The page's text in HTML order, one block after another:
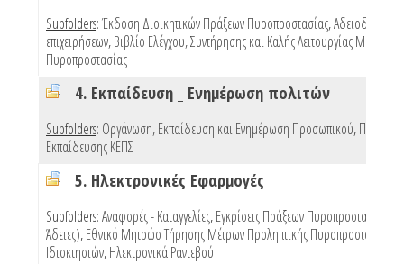
Subfolders:Έκδοση Διοικητικών Πράξεων Πυροπροστασίας,Αδειοδότηση
επιχειρήσεων,Βιβλίο Ελέγχου, Συντήρησης και Καλής Λειτουργίας Μέσων
Πυροπροστασίας
4. Εκπαίδευση _ Ενημέρωση πολιτών
Subfolders: Οργάνωση, Εκπαίδευση και Ενημέρωση Προσωπικού,
Εκπαίδευσης ΚΕΠΣ
5. Ηλεκτρονικές Εφαρμογές
Subfolders:Αναφορές - Καταγγελίες,Εγκρίσεις Πράξεων Πυροπροστασίας
Άδειες),Εθνικό Μητρώο Τήρησης Μέτρων Προληπτικής Πυροπροστασίας
Ιδιοκτησιών,Ηλεκτρονικά Ραντεβού